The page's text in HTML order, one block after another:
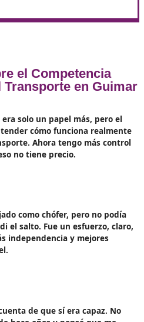
: Este módulo
normativas de seguridad,
laborales.
y la cadena de suministro:
y estrategias para
y gestionar
: La digitalización es una
cursos incluirán formación
la gestión de flotas y
los alumnos tomar decisiones
el impacto ambiental del